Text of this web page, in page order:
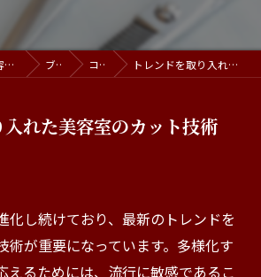
愛知県豊田市の美容室ならatelier Barocco ブログ コラム トレンドを取り入れた美容室のカット技術
入れた美容室のカット技術
化し続けており、最新のトレンドを
術が重要になっています。多様化す
えるためには、流行に敏感であるこ